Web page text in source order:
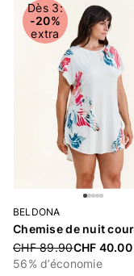
Dès 3:
-20%
extra
BELDONA
Price reduced from
CHF 89.90CHF 40.00
56% d’économie